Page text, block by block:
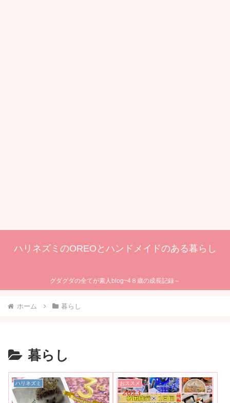
ハリネズミのOREOとハンドメイドのある暮らし
グダグダの全てが素人blog~4８歳の成長記録～
ホーム 暮らし
暮らし
ハリネズミ おススメ